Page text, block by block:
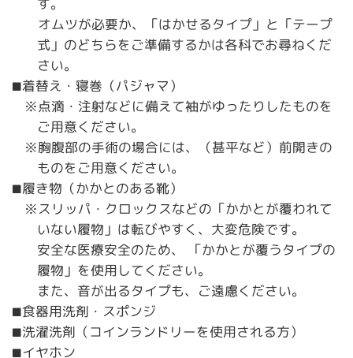
オムツが必要か、「はかせるタイプ」と「テープ
式」のどちらをご準備するかは各科でお尋ねくだ
さい。
■着替え・寝巻（パジャマ）
※点滴・注射などに備えて袖がゆったりしたものを
ご用意ください。
※胸腹部の手術の場合には、（甚平など）前開きの
ものをご用意ください。
■履き物（かかとのある靴）
※スリッパ・クロックスなどの「かかとが覆われて
いない履物」は転びやすく、大変危険です。
安全な医療安全のため、 「かかとが覆うタイプの
履物」を使用してください。
また、音が出るタイプも、ご遠慮ください。
■食器用洗剤・スポンジ
■洗濯洗剤（コインランドリーを使用される方）
■イヤホン